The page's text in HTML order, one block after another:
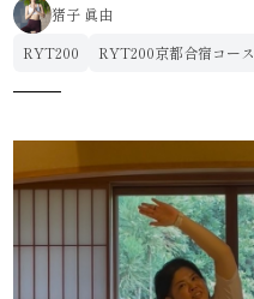
猪子 眞由
RYT200
RYT200京都合宿コース